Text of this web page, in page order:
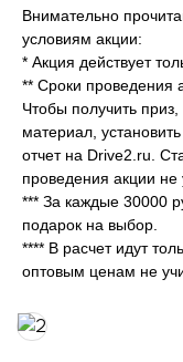
Внимательно
условиям акции:
* Акция действует
** Сроки проведения
Чтобы получить
материал,
отчет на Drive2.ru.
проведения акции не
*** За каждые 30000
подарок на выбор.
**** В расчет идут
оптовым ценам не